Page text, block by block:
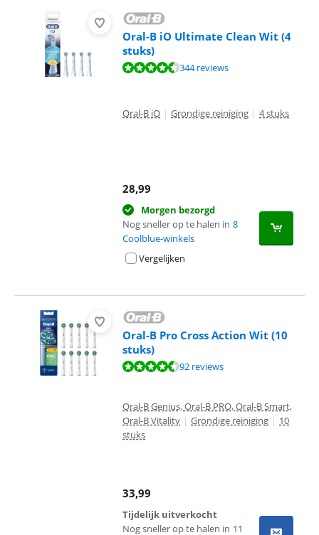
Oral-B iO Ultimate Clean Wit (4
stuks)
Beoordeling is 9,2 van de 10, gebaseerd op 344 reviews.
344 reviews
Oral-B iO | Grondige reiniging | 4 stuks
28,99
Morgen bezorgd
Nog sneller op te halen in 8
Coolblue-winkels
Vergelijken
Oral-B Pro Cross Action Wit (10
stuks)
Beoordeling is 9,0 van de 10, gebaseerd op 92 reviews.
92 reviews
Oral-B Genius, Oral-B PRO, Oral-B Smart,
Oral-B Vitality | Grondige reiniging | 10
stuks
33,99
Tijdelijk uitverkocht
Nog sneller op te halen in 11